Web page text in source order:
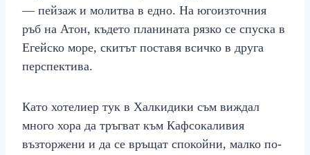
— пейзаж и молитва в едно. На югоизточния
ръб на Атон, където планината рязко се спуска в
Егейско море, скитът поставя всичко в друга
перспектива.
Като хотелиер тук в Халкидики съм виждал
много хора да тръгват към Кафсокаливия
възторжени и да се връщат спокойни, малко по-